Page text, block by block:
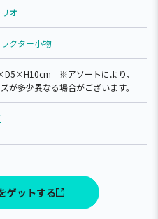
オ
クター小物
※アソートにより、
が多少異なる場合がございます。
ゲットする